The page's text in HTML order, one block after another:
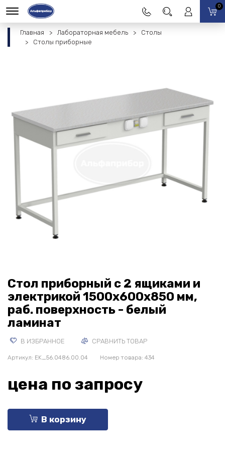
0
Главная Лабораторная мебель
Столы
Столы приборные
Стол приборный с 2 ящиками и
электрикой 1500x600x850 мм,
раб. поверхность - белый
ламинат
В ИЗБРАННОЕ СРАВНИТЬ ТОВАР
Артикул: EK_56.0486.00.04 Номер товара: 434
цена по запросу
В корзину